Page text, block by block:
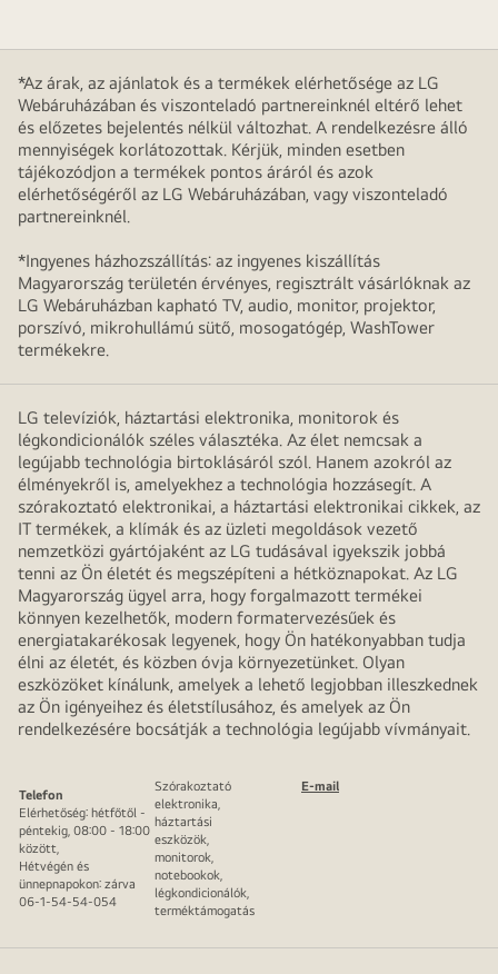
*Az árak, az ajánlatok és a termékek elérhetősége az LG
Webáruházában és viszonteladó partnereinknél eltérő lehet
és előzetes bejelentés nélkül változhat. A rendelkezésre álló
mennyiségek korlátozottak. Kérjük, minden esetben
tájékozódjon a termékek pontos áráról és azok
elérhetőségéről az LG Webáruházában, vagy viszonteladó
partnereinknél.
*Ingyenes házhozszállítás: az ingyenes kiszállítás
Magyarország területén érvényes, regisztrált vásárlóknak az
LG Webáruházban kapható TV, audio, monitor, projektor,
porszívó, mikrohullámú sütő, mosogatógép, WashTower
termékekre.
LG televíziók, háztartási elektronika, monitorok és
légkondicionálók széles választéka. Az élet nemcsak a
legújabb technológia birtoklásáról szól. Hanem azokról az
élményekről is, amelyekhez a technológia hozzásegít. A
szórakoztató elektronikai, a háztartási elektronikai cikkek, az
IT termékek, a klímák és az üzleti megoldások vezető
nemzetközi gyártójaként az LG tudásával igyekszik jobbá
tenni az Ön életét és megszépíteni a hétköznapokat. Az LG
Magyarország ügyel arra, hogy forgalmazott termékei
könnyen kezelhetők, modern formatervezésűek és
energiatakarékosak legyenek, hogy Ön hatékonyabban tudja
élni az életét, és közben óvja környezetünket. Olyan
eszközöket kínálunk, amelyek a lehető legjobban illeszkednek
az Ön igényeihez és életstílusához, és amelyek az Ön
rendelkezésére bocsátják a technológia legújabb vívmányait.
Telefon
Elérhetőség: hétfőtől -
péntekig, 08:00 - 18:00
között,
Hétvégén és
ünnepnapokon: zárva
06-1-54-54-054
Szórakoztató
elektronika,
háztartási
eszközök,
monitorok,
notebookok,
légkondicionálók,
terméktámogatás
E-mail